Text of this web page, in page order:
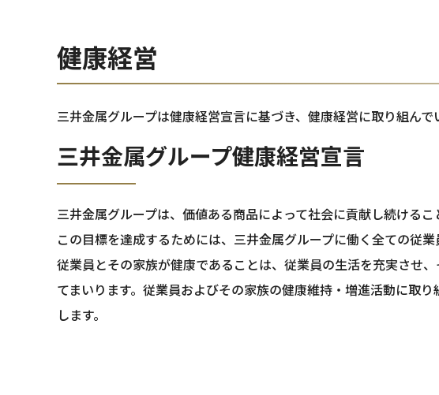
健康経営
三井金属グループは健康経営宣言に基づき、健康経営に取り組んで
三井金属グループ健康経営宣言
三井金属グループは、価値ある商品によって社会に貢献し続けるこ
この目標を達成するためには、三井金属グループに働く全ての従
従業員とその家族が健康であることは、従業員の生活を充実させ
てまいります。従業員およびその家族の健康維持・増進活動に取
します。